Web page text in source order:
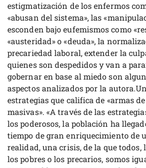
estigmatización de los enfermos
«abusan del sistema», las
esconden bajo eufemismos como
«austeridad» o «deuda», la
precariedad laboral, extender la
quienes son despedidos y van a
gobernar en base al miedo son
aspectos analizados por la
estrategias que califica de «armas
masivas». «A través de las
los poderosos, la población ha
tiempo de gran enriquecimiento de
realidad, una crisis, de la que todos,
los pobres o los precarios, somos